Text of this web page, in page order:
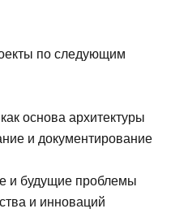
по следующим
основа архитектуры
и документирование
и будущие проблемы
и инноваций